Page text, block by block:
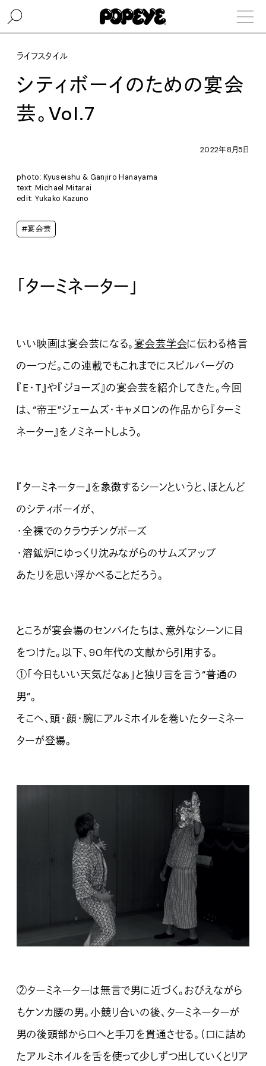
ライフスタイル
シティボーイのための宴会
芸。Vol.7
2022年8月5日
photo: Kyuseishu & Ganjiro Hanayama
text: Michael Mitarai
edit: Yukako Kazuno
#宴会芸
「 ターミネーター 」
いい映画は宴会芸になる。宴会芸学会に伝わる格言
の一つだ。この連載でもこれまでにスピルバーグの
『E・T』や『ジョーズ』の宴会芸を紹介してきた。今回
は、“帝王”ジェームズ・キャメロンの作品から『ターミ
ネーター』をノミネートしよう。
『ターミネーター』を象徴するシーンというと、ほとんど
のシティボーイが、
・全裸でのクラウチングポーズ
・溶鉱炉にゆっくり沈みながらのサムズアップ
あたりを思い浮かべることだろう。
ところが宴会場のセンパイたちは、意外なシーンに目
をつけた。以下、90年代の文献から引用する。
①「今日もいい天気だなぁ」と独り言を言う“普通の
男”。
そこへ、頭・顔・腕にアルミホイルを巻いたターミネー
ターが登場。
②ターミネーターは無言で男に近づく。おびえながら
もケンカ腰の男。小競り合いの後、ターミネーターが
男の後頭部から口へと手刀を貫通させる。（口に詰め
たアルミホイルを舌を使って少しずつ出していくとリア